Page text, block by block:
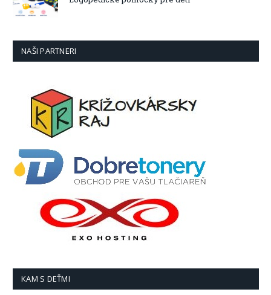
NAŠI PARTNERI
KAM S DEŤMI